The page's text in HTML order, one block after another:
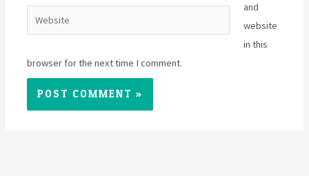
Website
and
website
in this
browser for the next time I comment.